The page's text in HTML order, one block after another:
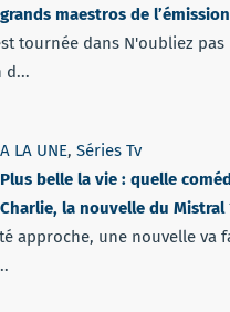
grands maestros de
tournée dans N'oubliez pas
d...
A LA UNE, Séries Tv
Plus belle la vie : quelle
Charlie, la nouvelle du Mistral
approche, une nouvelle va